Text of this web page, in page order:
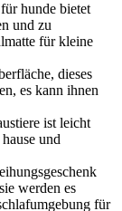
hunde bietet
und zu
für kleine
dieses
es kann ihnen
ist leicht
und
werden es
für